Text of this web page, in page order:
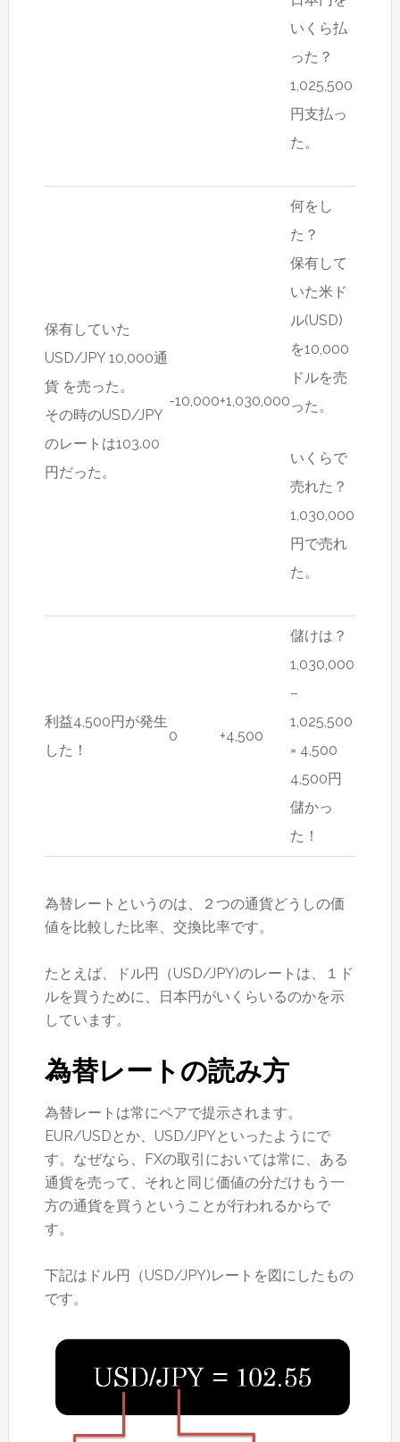
いくら払
った？
1,025,500
円支払っ
た。
保有していた
USD/JPY 10,000通
貨 を売った。
その時のUSD/JPY
のレートは103.00
円だった。
-10,000+1,030,000
何をし
た？
保有して
いた米ド
ル(USD)
を10,000
ドルを売
った。
いくらで
売れた？
1,030,000
円で売れ
た。
利益4,500円が発生
した！
0 +4,500
儲けは？
1,030,000
–
1,025,500
= 4,500
4,500円
儲かっ
た！
為替レートというのは、２つの通貨どうしの価
値を比較した比率、交換比率です。
たとえば、ドル円（USD/JPY)のレートは、１ド
ルを買うために、日本円がいくらいるのかを示
しています。
為替レートの読み方
為替レートは常にペアで提示されます。
EUR/USDとか、USD/JPYといったようにで
す。なぜなら、FXの取引においては常に、ある
通貨を売って、それと同じ価値の分だけもう一
方の通貨を買うということが行われるからで
す。
下記はドル円（USD/JPY)レートを図にしたもの
です。